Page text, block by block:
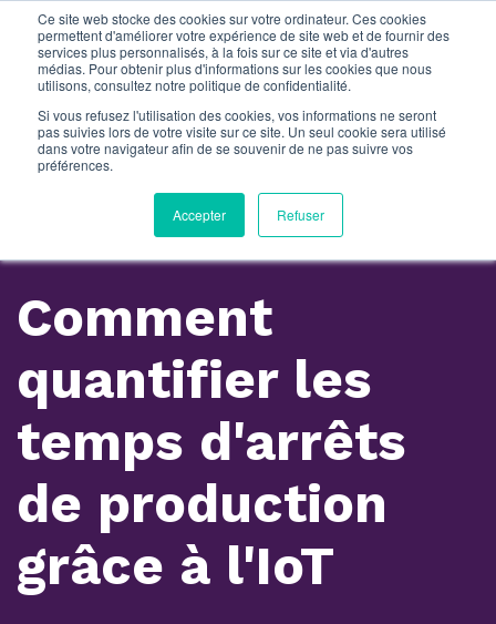
Ce site web stocke des cookies sur votre ordinateur. Ces cookies
permettent d'améliorer votre expérience de site web et de fournir des
services plus personnalisés, à la fois sur ce site et via d'autres
médias. Pour obtenir plus d'informations sur les cookies que nous
utilisons, consultez notre politique de confidentialité.
Si vous refusez l'utilisation des cookies, vos informations ne seront
pas suivies lors de votre visite sur ce site. Un seul cookie sera utilisé
dans votre navigateur afin de se souvenir de ne pas suivre vos
préférences.
Accepter Refuser
Comment
quantifier les
temps d'arrêts
de production
grâce à l'IoT